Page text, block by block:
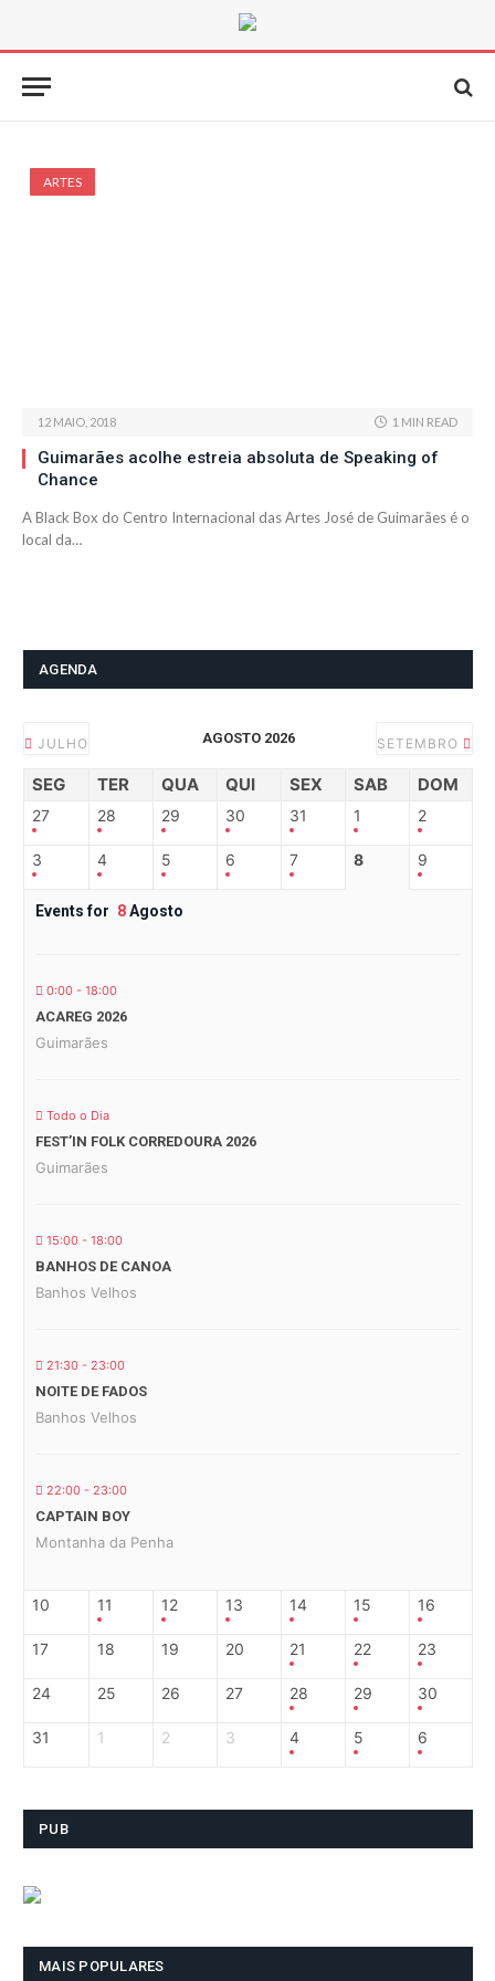
ARTES
12 MAIO, 2018 1 MIN READ
Guimarães acolhe estreia absoluta de Speaking of
Chance
A Black Box do Centro Internacional das Artes José de Guimarães é o
local da…
AGENDA
JULHO AGOSTO 2026 SETEMBRO
SEG TER QUA QUI SEX SAB DOM
27 28 29 30 31 1 2
3 4 5 6 7 8 9
Events for 8Agosto
0:00 - 18:00
ACAREG 2026
Guimarães
Todo o Dia
FEST’IN FOLK CORREDOURA 2026
Guimarães
15:00 - 18:00
BANHOS DE CANOA
Banhos Velhos
21:30 - 23:00
NOITE DE FADOS
Banhos Velhos
22:00 - 23:00
CAPTAIN BOY
Montanha da Penha
10 11 12 13 14 15 16
17 18 19 20 21 22 23
24 25 26 27 28 29 30
31 1 2 3 4 5 6
PUB
MAIS POPULARES